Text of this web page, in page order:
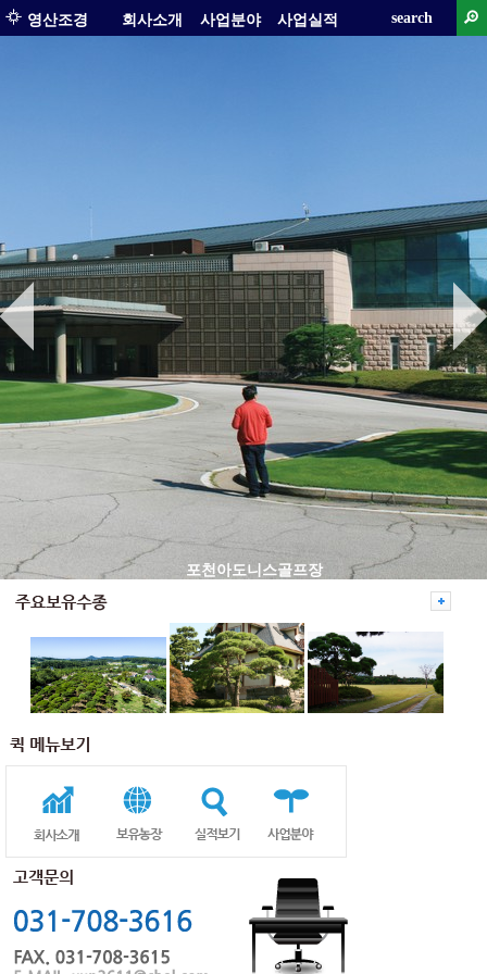
영산조경 회사소개 사업분야 사업실적 search
포천아도니스골프장